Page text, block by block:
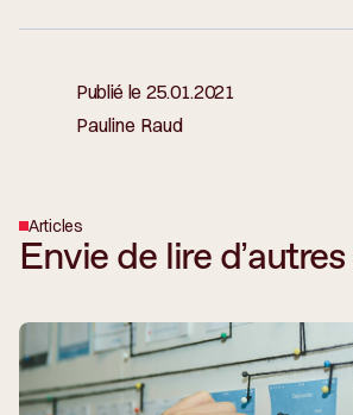
Publié le 25.01.2021
Pauline Raud
Articles
Envie de lire